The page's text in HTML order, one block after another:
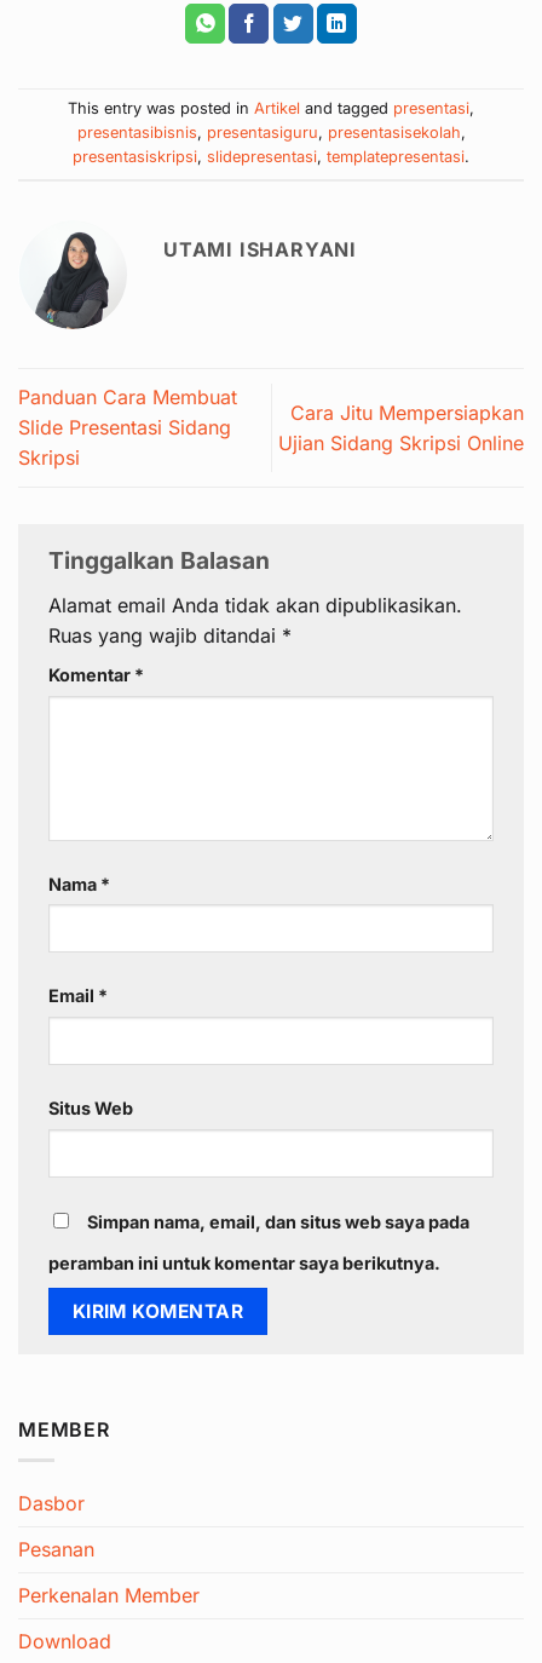
This entry was posted in Artikel and tagged presentasi,
presentasibisnis, presentasiguru, presentasisekolah,
presentasiskripsi, slidepresentasi, templatepresentasi.
UTAMI ISHARYANI
Panduan Cara Membuat
Slide Presentasi Sidang
Skripsi
Cara Jitu Mempersiapkan
Ujian Sidang Skripsi Online
Tinggalkan Balasan
Alamat email Anda tidak akan dipublikasikan.
Ruas yang wajib ditandai *
Komentar *
Nama *
Email *
Situs Web
Simpan nama, email, dan situs web saya pada
peramban ini untuk komentar saya berikutnya.
MEMBER
Dasbor
Pesanan
Perkenalan Member
Download